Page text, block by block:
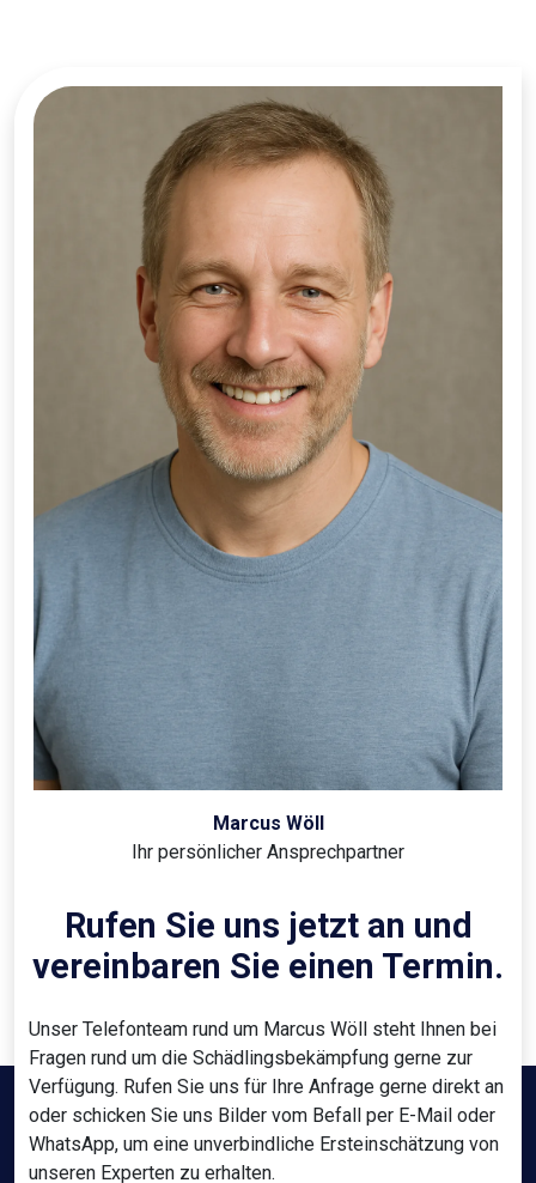
Marcus Wöll
Ihr persönlicher Ansprechpartner
Rufen Sie uns jetzt an und
vereinbaren Sie einen Termin.
Unser Telefonteam rund um Marcus Wöll steht Ihnen bei
Fragen rund um die Schädlingsbekämpfung gerne zur
Verfügung. Rufen Sie uns für Ihre Anfrage gerne direkt an
oder schicken Sie uns Bilder vom Befall per E-Mail oder
WhatsApp, um eine unverbindliche Ersteinschätzung von
unseren Experten zu erhalten.